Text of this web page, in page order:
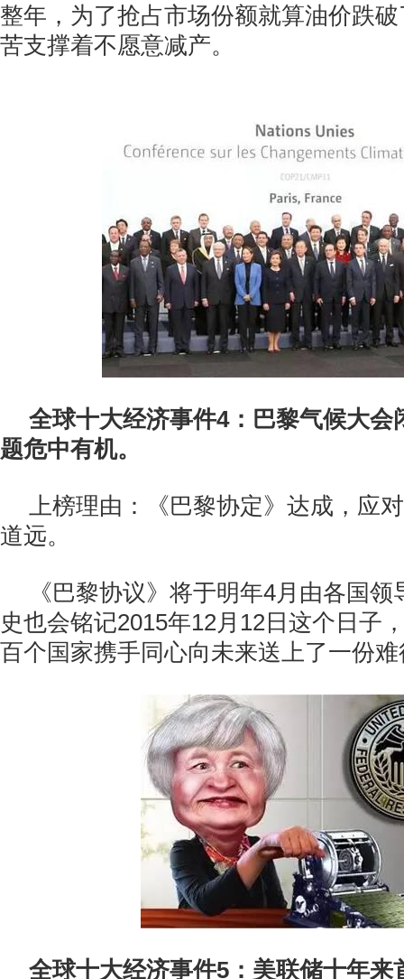
整年，为了抢占市场份额就算油价跌
苦支撑着不愿意减产。
全球十大经济事件4：巴黎气候大会
题危中有机。
上榜理由：《巴黎协定》达成，应
道远。
《巴黎协议》将于明年4月由各国
史也会铭记2015年12月12日这个日子
百个国家携手同心向未来送上了一份
全球十大经济事件5：美联储十年来